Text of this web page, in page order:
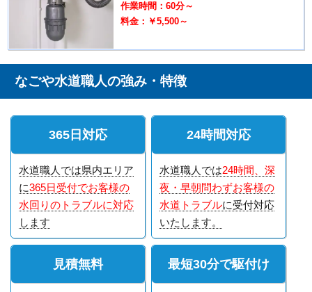
作業時間：60分～
料金：￥5,500～
なごや水道職人の強み・特徴
365日対応
水道職人では県内エリア
に365日受付でお客様の
水回りのトラブルに対応
します
24時間対応
水道職人では24時間、深
夜・早朝問わずお客様の
水道トラブルに受付対応
いたします。
見積無料 最短30分で駆付け